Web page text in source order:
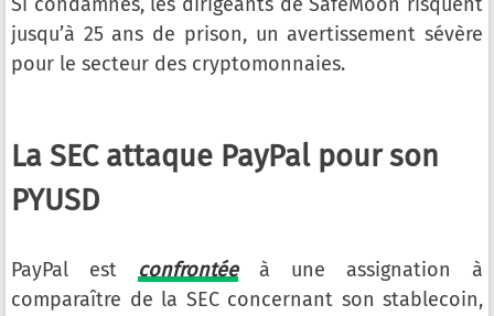
jusqu’à 25 ans de prison, un avertissement sévère
pour le secteur des cryptomonnaies.
La SEC attaque PayPal pour son
PYUSD
PayPal est confrontéeà une assignation à
comparaître de la SEC concernant son stablecoin,